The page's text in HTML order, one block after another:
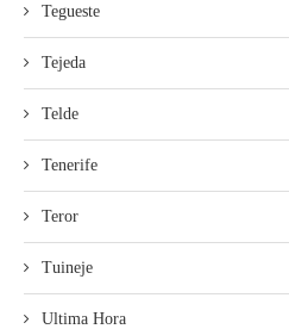
Tegueste
Tejeda
Telde
Tenerife
Teror
Tuineje
Ultima Hora